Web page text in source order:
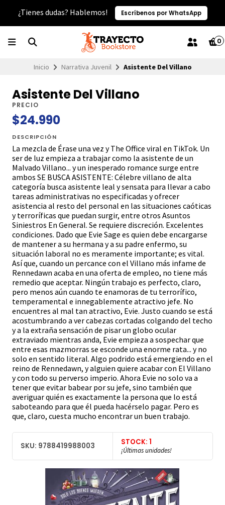
¿Tienes dudas? Hablemos! Escríbenos por WhatsApp
0
Inicio Narrativa Juvenil Asistente Del Villano
Asistente Del Villano
PRECIO
$24.990
DESCRIPCIÓN
La mezcla de Érase una vez y The Office viral en TikTok. Un
ser de luz empieza a trabajar como la asistente de un
Malvado Villano... y un inesperado romance surge entre
ambos SE BUSCA ASISTENTE: Célebre villano de alta
categoría busca asistente leal y sensata para llevar a cabo
tareas administrativas no especificadas y ofrecer
asistencia al resto del personal en las situaciones caóticas
y terroríficas que puedan surgir, entre otros Asuntos
Siniestros En General. Se requiere discreción. Excelentes
condiciones. Dado que Evie Sage es quien debe encargarse
de mantener a su hermana y a su padre enfermo, su
situación laboral no es meramente importante; es vital.
Así que, cuando un percance con el Villano más infame de
Rennedawn acaba en una oferta de empleo, no tiene más
remedio que aceptar. Ningún trabajo es perfecto, claro,
pero menos aún cuando te enamoras de tu terrorífico,
temperamental e innegablemente atractivo jefe. No
encuentres al mal tan atractivo, Evie. Justo cuando se está
acostumbrando a ver cabezas cortadas colgando del techo
y a la extraña sensación de pisar un globo ocular
extraviado mientras anda, Evie empieza a sospechar que
entre esas mazmorras se esconde una enorme rata... y no
solo en sentido literal. Algo podrido está emergiendo en el
reino de Rennedawn, y alguien quiere acabar con El Villano
y con todo su perverso imperio. Ahora Evie no solo va a
tener que evitar babear por su jefe, sino también que
averiguar quién es exactamente la persona que lo está
saboteando para que él pueda hacérselo pagar. Pero es
que, claro, cuesta mucho encontrar un buen trabajo.
SKU: 9788419988003 STOCK: 1
¡Últimas unidades!